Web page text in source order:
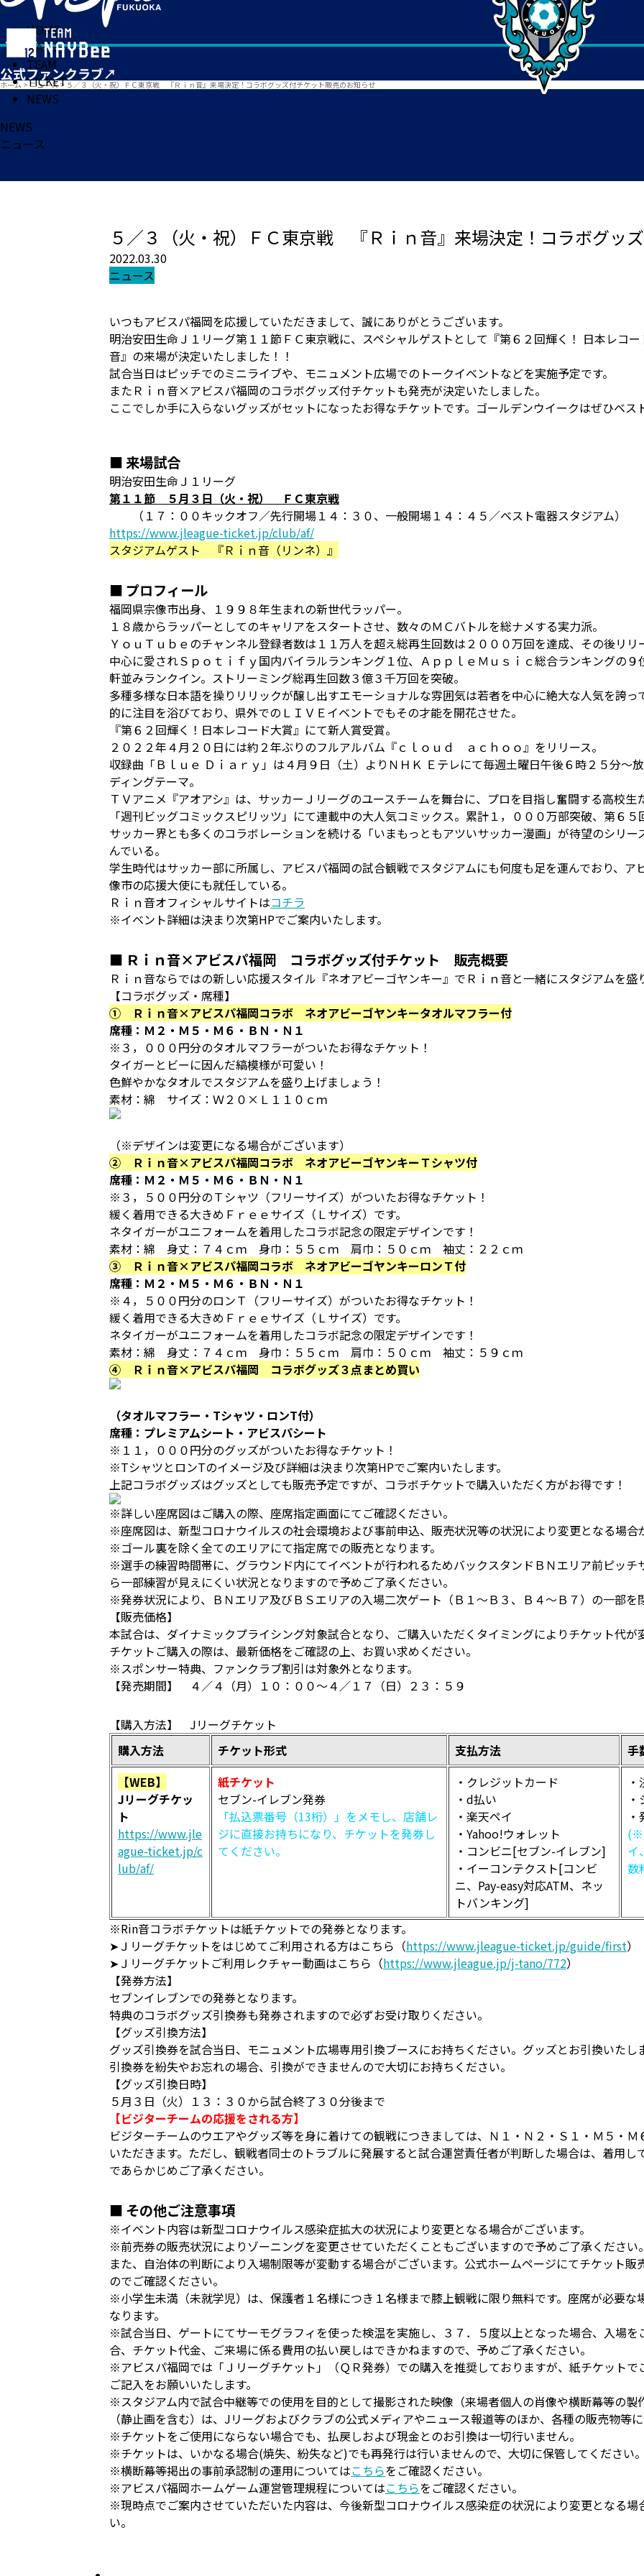
HOME
MATCH
TEAM
TICKET
NEWS
ホーム > ニュース> ５／３（火・祝）ＦＣ東京戦 『Ｒｉｎ音』来場決定！コラボグッズ付チケット販売のお知らせ
NEWS
ニュース
５／３（火・祝）ＦＣ東京戦 『Ｒｉｎ音』来場決定！コラボグッ
2022.03.30
ニュース
いつもアビスパ福岡を応援していただきまして、誠にありがとうございます。
明治安田生命Ｊ１リーグ第１１節ＦＣ東京戦に、スペシャルゲストとして『第６２回輝く！ ⽇本レコ
音』の来場が決定いたしました！！
試合当日はピッチでのミニライブや、モニュメント広場でのトークイベントなどを実施予定です。
またＲｉｎ音×アビスパ福岡のコラボグッズ付チケットも発売が決定いたしました。
ここでしか手に入らないグッズがセットになったお得なチケットです。ゴールデンウイークはぜひベス
■ 来場試合
明治安田生命Ｊ１リーグ
第１１節 ５月３日（火・祝） ＦＣ東京戦
（１７：００キックオフ／先行開場１４：３０、一般開場１４：４５／ベスト電器スタジアム）
https://www.jleague-ticket.jp/club/af/
スタジアムゲスト 『Ｒｉｎ音（リンネ）』
■ プロフィール
福岡県宗像市出⾝、１９９８年⽣まれの新世代ラッパー。
１８歳からラッパーとしてのキャリアをスタートさせ、数々のＭＣバトルを総ナメする実⼒派。
ＹｏｕＴｕｂｅのチャンネル登録者数は１１万⼈を超え総再⽣回数は２０００万回を達成、その後リ
中心に愛されＳｐｏｔｉｆｙ国内バイラルランキング１位、ＡｐｐｌｅＭｕｓｉｃ総合ランキングの
軒並みランクイン。ストリーミング総再⽣回数３億３千万回を突破。
多種多様な⽇本語を操りリリックが醸し出すエモーショナルな雰囲気は若者を中⼼に絶⼤な⼈気を誇
的に注⽬を浴びており、県外でのＬＩＶＥイベントでもその才能を開花させた。
『第６２回輝く！日本レコード大賞』にて新人賞受賞。
２０２２年４月２０日には約２年ぶりのフルアルバム『ｃｌｏｕｄ ａｃｈｏｏ』をリリース。
収録曲「Ｂｌｕｅ Ｄｉａｒｙ」は４⽉９⽇（⼟）よりＮＨＫ Ｅテレにて毎週⼟曜⽇午後６時２５分～
ディングテーマ。
ＴＶアニメ『アオアシ』は、サッカーＪリーグのユースチームを舞台に、プロを⽬指し奮闘する⾼校
「週刊ビッグコミックスピリッツ」にて連載中の⼤⼈気コミックス。累計１，０００万部突破、第６
サッカー界とも多くのコラボレーションを続ける「いまもっともアツいサッカー漫画」が待望のシリ
んでいる。
学生時代はサッカー部に所属し、アビスパ福岡の試合観戦でスタジアムにも何度も足を運んでおり、
像市の応援大使にも就任している。
Ｒｉｎ音オフィシャルサイトはコチラ
※イベント詳細は決まり次第HPでご案内いたします。
■ Ｒｉｎ音×アビスパ福岡 コラボグッズ付チケット 販売概要
Ｒｉｎ音ならではの新しい応援スタイル『ネオアビーゴヤンキー』でＲｉｎ音と一緒にスタジアムを盛
【コラボグッズ・席種】
① Ｒｉｎ音×アビスパ福岡コラボ ネオアビーゴヤンキータオルマフラー付
席種：Ｍ２・Ｍ５・Ｍ６・ＢＮ・Ｎ１
※３，０００円分のタオルマフラーがついたお得なチケット！
タイガーとビーに因んだ縞模様が可愛い！
色鮮やかなタオルでスタジアムを盛り上げましょう！
素材：綿 サイズ：Ｗ２０×Ｌ１１０ｃｍ
（※デザインは変更になる場合がございます）
② Ｒｉｎ音×アビスパ福岡コラボ ネオアビーゴヤンキーＴシャツ付
席種：Ｍ２・Ｍ５・Ｍ６・ＢＮ・Ｎ１
※３，５００円分のＴシャツ（フリーサイズ）がついたお得なチケット！
緩く着用できる大きめＦｒｅｅサイズ（Ｌサイズ）です。
ネタイガーがユニフォームを着用したコラボ記念の限定デザインです！
素材：綿 身丈：７４ｃｍ 身巾：５５ｃｍ 肩巾：５０ｃｍ 袖丈：２２ｃｍ
③ Ｒｉｎ音×アビスパ福岡コラボ ネオアビーゴヤンキーロンＴ付
席種：Ｍ２・Ｍ５・Ｍ６・ＢＮ・Ｎ１
※４，５００円分のロンＴ（フリーサイズ）がついたお得なチケット！
緩く着用できる大きめＦｒｅｅサイズ（Ｌサイズ）です。
ネタイガーがユニフォームを着用したコラボ記念の限定デザインです！
素材：綿 身丈：７４ｃｍ 身巾：５５ｃｍ 肩巾：５０ｃｍ 袖丈：５９ｃｍ
④ Ｒｉｎ音×アビスパ福岡 コラボグッズ３点まとめ買い
（タオルマフラー・Tシャツ・ロンT付）
席種：プレミアムシート・アビスパシート
※１１，０００円分のグッズがついたお得なチケット！
※TシャツとロンTのイメージ及び詳細は決まり次第HPでご案内いたします。
上記コラボグッズはグッズとしても販売予定ですが、コラボチケットで購入いただく方がお得です！
※詳しい座席図はご購入の際、座席指定画面にてご確認ください。
※座席図は、新型コロナウイルスの社会環境および事前申込、販売状況等の状況により変更となる場合
※ゴール裏を除く全てのエリアにて指定席での販売となります。
※選手の練習時間帯に、グラウンド内にてイベントが行われるためバックスタンドＢＮエリア前ピッチ
ら一部練習が見えにくい状況となりますので予めご了承ください。
※発券状況により、ＢＮエリア及びＢＳエリアの入場二次ゲート（Ｂ１～Ｂ３、Ｂ４～Ｂ７）の一部を
【販売価格】
本試合は、ダイナミックプライシング対象試合となり、ご購入いただくタイミングによりチケット代が
チケットご購入の際は、最新価格をご確認の上、お買い求めください。
※スポンサー特典、ファンクラブ割引は対象外となります。
【発売期間】 ４／４（月）１０：００～４／１７（日）２３：５９
【購入方法】 Jリーグチケット
購入方法
チケット形式 支払方法
手
【WEB】
Jリーグチケッ
ト
https://www.jle
ague-ticket.jp/c
lub/af/
紙チケット
セブン-イレブン発券
「払込票番号（13桁）」をメモし、店舗レ
ジに直接お持ちになり、チケットを発券し
てください。
・クレジットカード
・d払い
・楽天ペイ
・Yahoo!ウォレット
・コンビニ[セブン-イレブン]
・イーコンテクスト[コンビ
ニ、Pay-easy対応ATM、ネッ
トバンキング]
イ
数
※Rin音コラボチケットは紙チケットでの発券となります。
➤Ｊリーグチケットをはじめてご利用される方はこちら（https://www.jleague-ticket.jp/guide/first）
➤Ｊリーグチケットご利用レクチャー動画はこちら（https://www.jleague.jp/j-tano/772）
【発券方法】
セブンイレブンでの発券となります。
特典のコラボグッズ引換券も発券されますので必ずお受け取りください。
【グッズ引換方法】
グッズ引換券を試合当日、モニュメント広場専用引換ブースにお持ちください。グッズとお引換いたし
引換券を紛失やお忘れの場合、引換ができませんので大切にお持ちください。
【グッズ引換日時】
５月３日（火）１３：３０から試合終了３０分後まで
【ビジターチームの応援をされる方】
ビジターチームのウエアやグッズ等を身に着けての観戦につきましては、Ｎ１・Ｎ２・Ｓ１・Ｍ５・
いただきます。ただし、観戦者同士のトラブルに発展すると試合運営責任者が判断した場合は、着用
であらかじめご了承ください。
■ その他ご注意事項
※イベント内容は新型コロナウイルス感染症拡大の状況により変更となる場合がございます。
※前売券の販売状況によりゾーニングを変更させていただくこともございますので予めご了承ください。
また、自治体の判断により入場制限等が変動する場合がございます。公式ホームページにてチケット
のでご確認ください。
※小学生未満（未就学児）は、保護者１名様につき１名様まで膝上観戦に限り無料です。座席が必要な
なります。
※試合当日、ゲートにてサーモグラフィを使った検温を実施し、３７．５度以上となった場合、入場を
合、チケット代金、ご来場に係る費用の払い戻しはできかねますので、予めご了承ください。
※アビスパ福岡では「Ｊリーグチケット」（ＱＲ発券）での購入を推奨しておりますが、紙チケット
ご記入をお願いいたします。
※スタジアム内で試合中継等での使用を目的として撮影された映像（来場者個人の肖像や横断幕等の
（静止画を含む）は、Jリーグおよびクラブの公式メディアやニュース報道等のほか、各種の販売物等
※チケットをご使用にならない場合でも、払戻しおよび現金とのお引換は一切行いません。
※チケットは、いかなる場合(焼失、紛失など)でも再発行は行いませんので、大切に保管してください。
※横断幕等掲出の事前承認制の運用についてはこちらをご確認ください。
※アビスパ福岡ホームゲーム運営管理規程についてはこちらをご確認ください。
※現時点でご案内させていただいた内容は、今後新型コロナウイルス感染症の状況により変更となる場
い。